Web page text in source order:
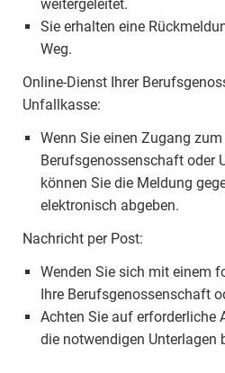
weitergeleitet.
Sie erhalten eine
Weg.
Online-Dienst Ihrer
Unfallkasse:
Wenn Sie einen Zugang
Berufsgenossenschaft oder
können Sie die Meldung
elektronisch abgeben.
Nachricht per Post:
Wenden Sie sich mit einem
Ihre Berufsgenossenschaft
Achten Sie auf erforderliche
die notwendigen Unterlagen